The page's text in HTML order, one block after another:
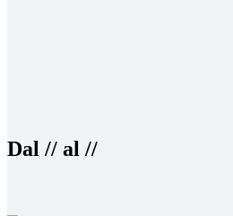
Dal // al //